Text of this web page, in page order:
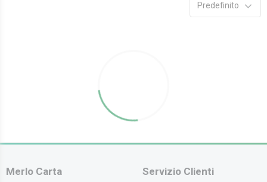
Predefinito
Merlo Carta Servizio Clienti